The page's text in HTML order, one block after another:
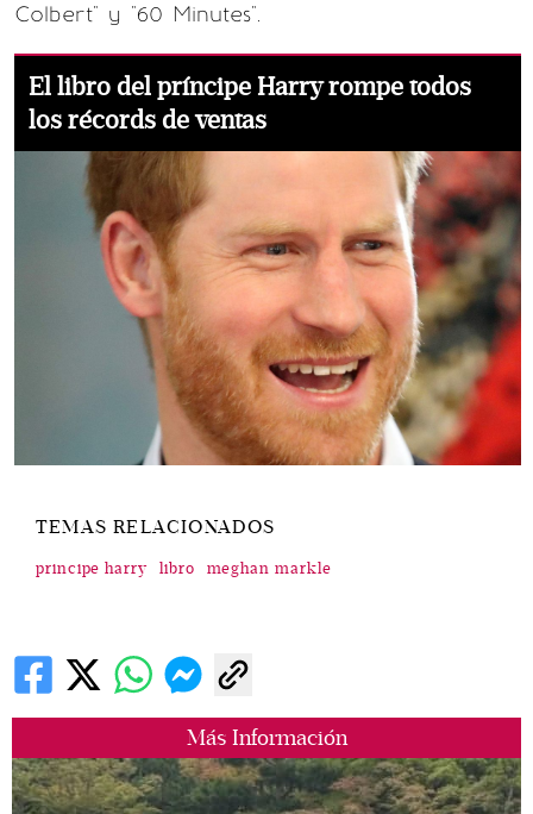
Más Información
Colbert" y "60 Minutes".
El libro del príncipe Harry rompe todos
los récords de ventas
TEMAS RELACIONADOS
principe harry libro meghan markle